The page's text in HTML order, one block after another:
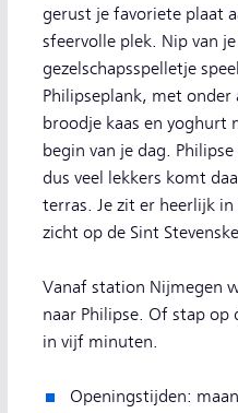
gerust je favoriete plaat
sfeervolle plek. Nip van
gezelschapsspelletje
Philipseplank, met onder
broodje kaas en yoghurt
begin van je dag.
dus veel lekkers komt
terras. Je zit er heerlijk
zicht op de Sint
Vanaf station Nijmegen
naar Philipse. Of stap op
in vijf minuten.
Openingstijden: